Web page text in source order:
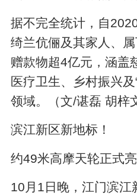
据不完全统计，自
绮兰伉俪及其家人、
赠款物超4亿元，涵盖
医疗卫生、乡村振兴
领域。（文/谌磊 胡梓
滨江新区新地标！
约49米高摩天轮正式
10月1日晚，江门滨江